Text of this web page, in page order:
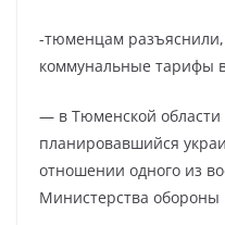
-тюменцам разъяснили,
коммунальные тарифы
— в Тюменской области
планировавшийся
отношении одного из
Министерства обороны